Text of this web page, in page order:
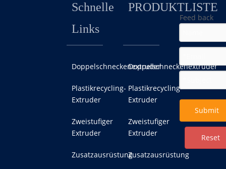
Schnelle
Links
Doppelschneckenextruder
Plastikrecycling-
Extruder
Zweistufiger
Extruder
Zusatzausrüstung
PRODUKTLISTE
Doppelschneckenextruder
Plastikrecycling-
Extruder
Zweistufiger
Extruder
Zusatzausrüstung
Feed back
Submit
Reset